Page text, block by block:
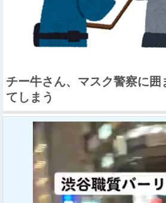
チー牛さん、マスク警察に囲
てしまう